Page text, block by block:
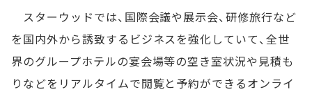
スターウッドでは、国際会議や展示会、研修旅行など
を国内外から誘致するビジネスを強化していて、全世
界のグループホテルの宴会場等の空き室状況や見積も
りなどをリアルタイムで閲覧と予約ができるオンライ